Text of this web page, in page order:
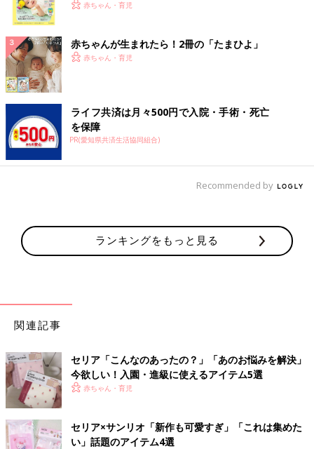
く！ おっぱい・ミルクの基本と夏のトラブル 解決テ
赤ちゃん・育児
赤ちゃんが生まれたら！2冊の「たまひよ」
赤ちゃん・育児
ライフ共済は月々500円で入院・手術・死亡
を保障
PR(愛知県共済生活協同組合)
Recommended by
ランキングをもっと見る
関連記事
セリア「こんなのあったの？」「あのお悩みを解決」
今欲しい！入園・進級に使えるアイテム5選
赤ちゃん・育児
セリア×サンリオ「新作も可愛すぎ」「これは集めた
い」話題のアイテム4選